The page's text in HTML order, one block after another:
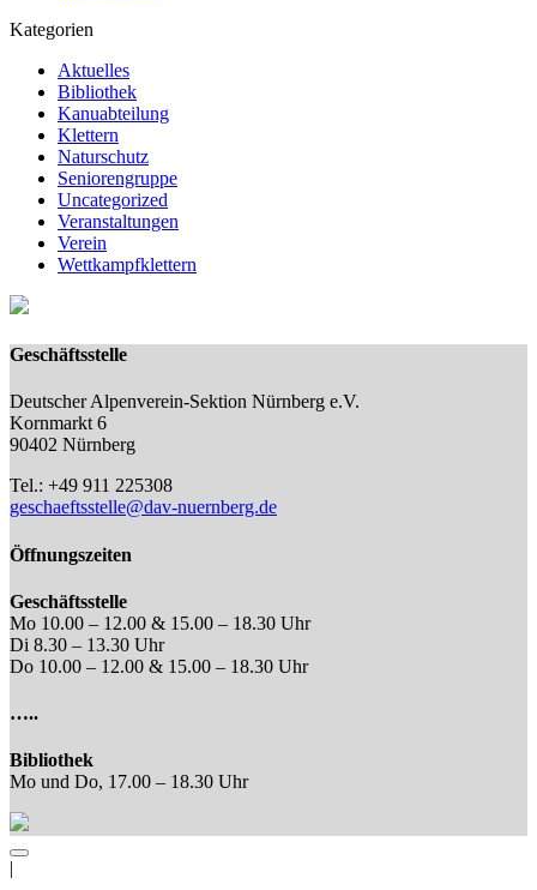
Kategorien
Aktuelles
Bibliothek
Kanuabteilung
Klettern
Naturschutz
Seniorengruppe
Uncategorized
Veranstaltungen
Verein
Wettkampfklettern
Geschäftsstelle
Deutscher Alpenverein-Sektion Nürnberg e.V.
Kornmarkt 6
90402 Nürnberg
Tel.: +49 911 225308
geschaeftsstelle@dav-nuernberg.de
Öffnungszeiten
Geschäftsstelle
Mo 10.00 – 12.00 & 15.00 – 18.30 Uhr
Di 8.30 – 13.30 Uhr
Do 10.00 – 12.00 & 15.00 – 18.30 Uhr
…..
Bibliothek
Mo und Do, 17.00 – 18.30 Uhr